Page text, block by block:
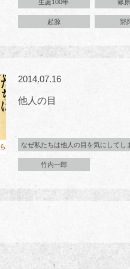
生誕100年 篠
起源 黙
2014.07.16
他人の目
なぜ私たちは他人の目を気にしてし
竹内一郎